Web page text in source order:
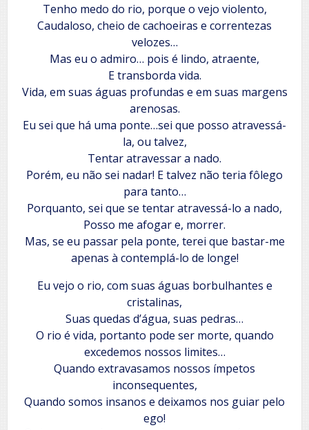
Tenho medo do rio, porque o vejo violento,
Caudaloso, cheio de cachoeiras e correntezas
velozes…
Mas eu o admiro… pois é lindo, atraente,
E transborda vida.
Vida, em suas águas profundas e em suas margens
arenosas.
Eu sei que há uma ponte…sei que posso atravessá-
la, ou talvez,
Tentar atravessar a nado.
Porém, eu não sei nadar! E talvez não teria fôlego
para tanto…
Porquanto, sei que se tentar atravessá-lo a nado,
Posso me afogar e, morrer.
Mas, se eu passar pela ponte, terei que bastar-me
apenas à contemplá-lo de longe!
Eu vejo o rio, com suas águas borbulhantes e
cristalinas,
Suas quedas d’água, suas pedras…
O rio é vida, portanto pode ser morte, quando
excedemos nossos limites…
Quando extravasamos nossos ímpetos
inconsequentes,
Quando somos insanos e deixamos nos guiar pelo
ego!